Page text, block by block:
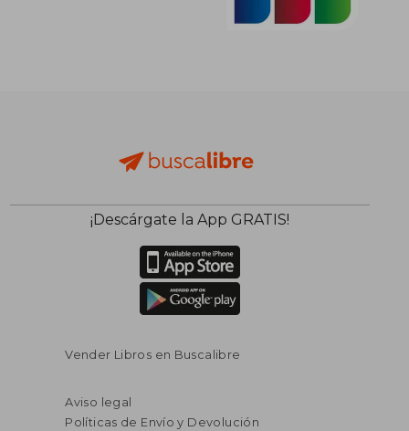
¡Descárgate la App GRATIS!
Vender Libros en Buscalibre
Aviso legal
Políticas de Envío y Devolución